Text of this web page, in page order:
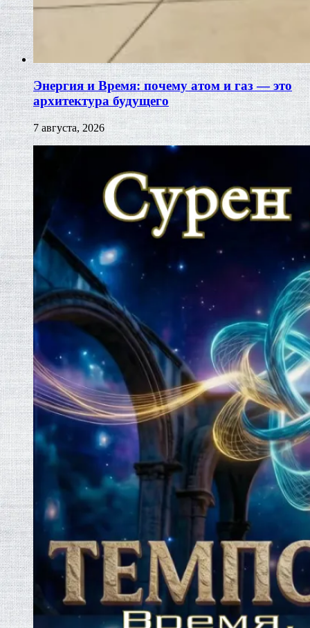
Энергия и Время: почему атом и газ — это
архитектура будущего
7 августа, 2026